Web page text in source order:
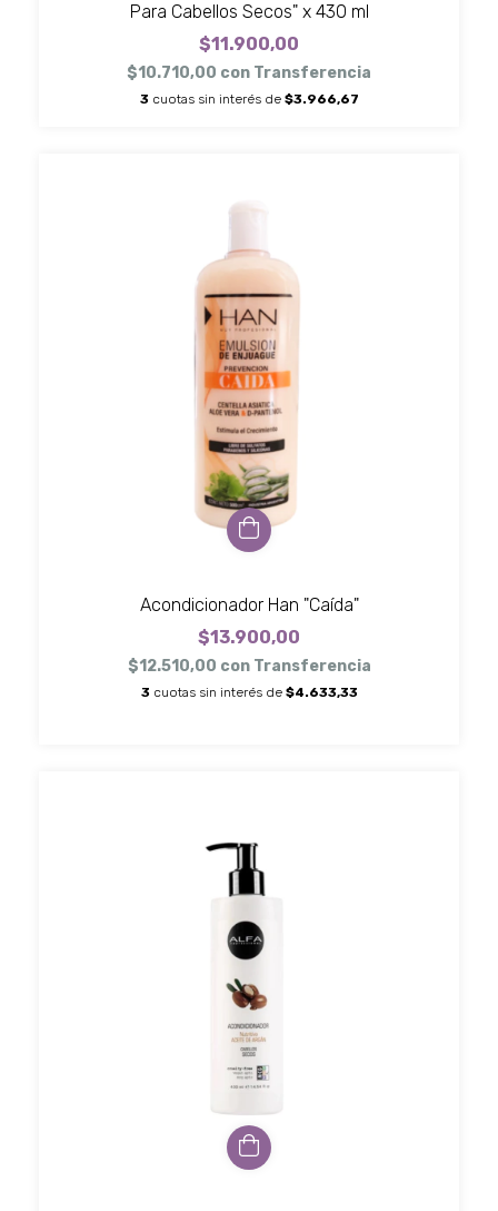
Para Cabellos Secos" x 430 ml
$11.900,00
$10.710,00 con Transferencia
3 cuotas sin interés de $3.966,67
Acondicionador Han "Caída"
$13.900,00
$12.510,00 con Transferencia
3 cuotas sin interés de $4.633,33